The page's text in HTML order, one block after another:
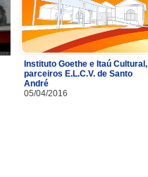
Instituto Goethe e Itaú Cultural,
parceiros E.L.C.V. de Santo
André
05/04/2016